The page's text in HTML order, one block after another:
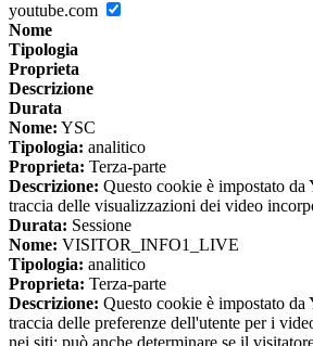
youtube.com
Nome
Tipologia
Proprieta
Descrizione
Durata
Nome: YSC
Tipologia: analitico
Proprieta: Terza-parte
Descrizione: Questo cookie è impostato da
traccia delle visualizzazioni dei video
Durata: Sessione
Nome: VISITOR_INFO1_LIVE
Tipologia: analitico
Proprieta: Terza-parte
Descrizione: Questo cookie è impostato da
traccia delle preferenze dell'utente per i
nei siti; può anche determinare se il